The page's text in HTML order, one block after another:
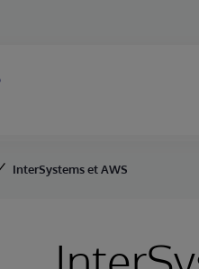
InterSystems et AWS